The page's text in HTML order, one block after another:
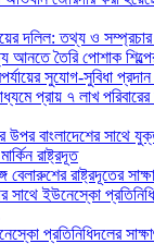
দলিল: তথ্য ও সম্প্রচার
আনতে তৈরি পোশাক
সুযোগ-সুবিধা
প্রায় ৭ লাখ
বাংলাদেশের সাথে
রাষ্ট্রদূত
রাষ্ট্রদূতের
সাথে ইউনেস্কো
প্রতিনিধিদলের